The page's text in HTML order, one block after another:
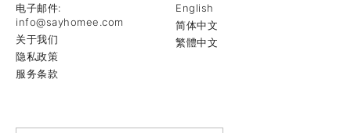
电子邮件:
info@sayhomee.com
关于我们
隐私政策
服务条款
English
简体中文
繁體中文